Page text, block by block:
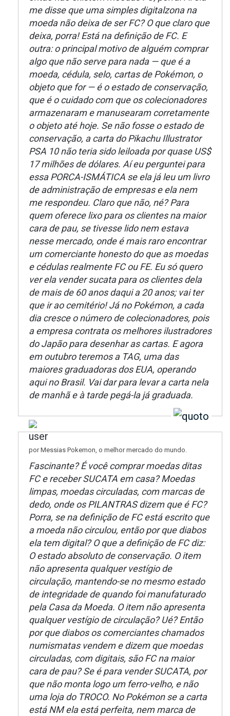
me disse que uma simples digitalzona na
moeda não deixa de ser FC? O que claro que
deixa, porra! Está na definição de FC. E
outra: o principal motivo de alguém comprar
algo que não serve para nada — que é a
moeda, cédula, selo, cartas de Pokémon, o
objeto que for — é o estado de conservação,
que é o cuidado com que os colecionadores
armazenaram e manusearam corretamente
o objeto até hoje. Se não fosse o estado de
conservação, a carta do Pikachu Illustrator
PSA 10 não teria sido leiloada por quase US$
17 milhões de dólares. Aí eu perguntei para
essa PORCA-ISMÁTICA se ela já leu um livro
de administração de empresas e ela nem
me respondeu. Claro que não, né? Para
quem oferece lixo para os clientes na maior
cara de pau, se tivesse lido nem estava
nesse mercado, onde é mais raro encontrar
um comerciante honesto do que as moedas
e cédulas realmente FC ou FE. Eu só quero
ver ela vender sucata para os clientes dela
de mais de 60 anos daqui a 20 anos; vai ter
que ir ao cemitério! Já no Pokémon, a cada
dia cresce o número de colecionadores, pois
a empresa contrata os melhores ilustradores
do Japão para desenhar as cartas. E agora
em outubro teremos a TAG, uma das
maiores graduadoras dos EUA, operando
aqui no Brasil. Vai dar para levar a carta nela
de manhã e à tarde pegá-la já graduada.
por Messias Pokemon, o melhor mercado do mundo.
Fascinante? É você comprar moedas ditas
FC e receber SUCATA em casa? Moedas
limpas, moedas circuladas, com marcas de
dedo, onde os PILANTRAS dizem que é FC?
Porra, se na definição de FC está escrito que
a moeda não circulou, então por que diabos
ela tem digital? O que a definição de FC diz:
O estado absoluto de conservação. O item
não apresenta qualquer vestígio de
circulação, mantendo-se no mesmo estado
de integridade de quando foi manufaturado
pela Casa da Moeda. O item não apresenta
qualquer vestígio de circulação? Ué? Então
por que diabos os comerciantes chamados
numismatas vendem e dizem que moedas
circuladas, com digitais, são FC na maior
cara de pau? Se é para vender SUCATA, por
que não monta logo um ferro-velho, e não
uma loja do TROCO. No Pokémon se a carta
está NM ela está perfeita, nem marca de